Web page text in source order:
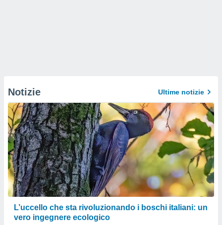
Notizie Ultime notizie
L’uccello che sta rivoluzionando i boschi italiani: un
vero ingegnere ecologico